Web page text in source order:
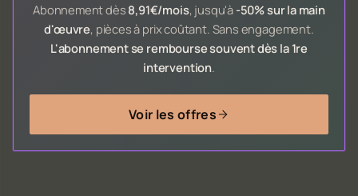
Abonnement dès 8,91€/mois, jusqu'à -50% sur la main
d'œuvre, pièces à prix coûtant. Sans engagement.
L'abonnement se rembourse souvent dès la 1re
intervention.
Voir les offres